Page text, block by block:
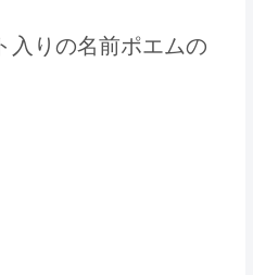
入りの名前ポエムの